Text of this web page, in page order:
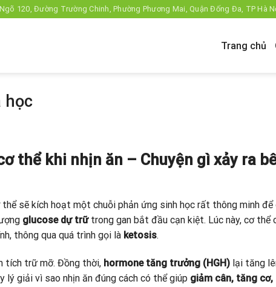
Ngõ 120, Đường Trường Chinh, Phường Phương Mai, Quận Đống Đa, TP Hà
Trang chủ
học
thể khi nhịn ăn – Chuyện gì xảy ra
sẽ kích hoạt một chuỗi phản ứng sinh học rất thông minh
glucose dự trữtrong gan bắt đầu cạn kiệt. Lúc này, cơ thể
thông qua quá trình gọi là ketosis.
tích trữ mỡ. Đồng thời, hormone tăng trưởng (HGH) lại tăng
giải vì sao nhịn ăn đúng cách có thể giúp giảm cân, tăng cơ,